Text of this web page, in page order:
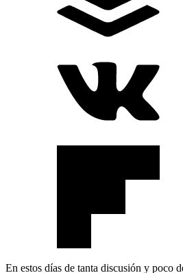
En estos días de tanta discusión y poco